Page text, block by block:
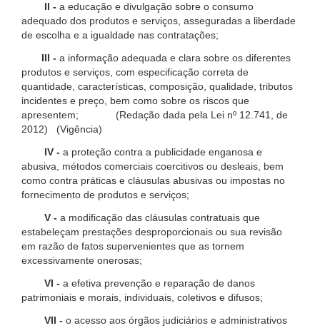
II - a educação e divulgação sobre o consumo
adequado dos produtos e serviços, asseguradas a liberdade
de escolha e a igualdade nas contratações;
III - a informação adequada e clara sobre os diferentes
produtos e serviços, com especificação correta de
quantidade, características, composição, qualidade, tributos
incidentes e preço, bem como sobre os riscos que
apresentem; (Redação dada pela Lei nº 12.741, de
2012) (Vigência)
IV - a proteção contra a publicidade enganosa e
abusiva, métodos comerciais coercitivos ou desleais, bem
como contra práticas e cláusulas abusivas ou impostas no
fornecimento de produtos e serviços;
V - a modificação das cláusulas contratuais que
estabeleçam prestações desproporcionais ou sua revisão
em razão de fatos supervenientes que as tornem
excessivamente onerosas;
VI - a efetiva prevenção e reparação de danos
patrimoniais e morais, individuais, coletivos e difusos;
VII - o acesso aos órgãos judiciários e administrativos